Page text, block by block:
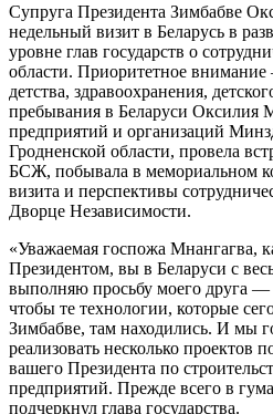
Супруга Президента Зимбабве
недельный визит в Беларусь в
уровне глав государств о
области. Приоритетное
детства, здравоохранения,
пребывания в Беларуси Оксилия
предприятий и организаций
Гродненской области, провела
БСЖ, побывала в мемориальном
визита и перспективы
Дворце Независимости.
«Уважаемая госпожа Мнангагва,
Президентом, вы в Беларуси с
выполняю просьбу моего друга
чтобы те технологии, которые
Зимбабве, там находились. И мы
реализовать несколько
вашего Президента по
предприятий. Прежде всего в
подчеркнул глава государства.